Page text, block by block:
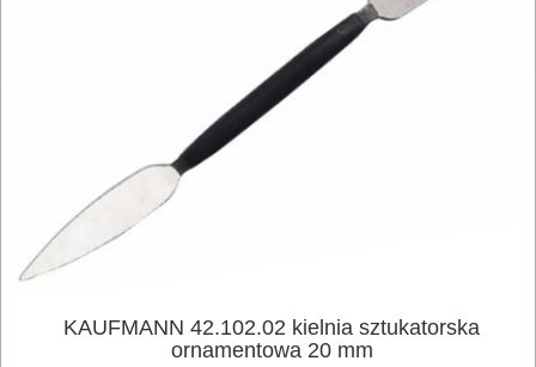
ELEKTRONARZĘDZIA
SIECIOWE
ELEKTRONARZĘDZIA
AKUMULATOROWE
OSPRZĘT
KAUFMANN 42.102.02 kielnia sztukatorska
ornamentowa 20 mm